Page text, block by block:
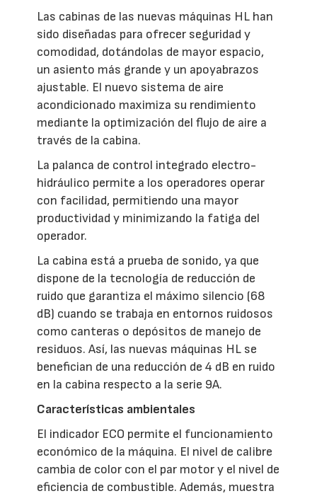
Las cabinas de las nuevas máquinas HL han
sido diseñadas para ofrecer seguridad y
comodidad, dotándolas de mayor espacio,
un asiento más grande y un apoyabrazos
ajustable. El nuevo sistema de aire
acondicionado maximiza su rendimiento
mediante la optimización del flujo de aire a
través de la cabina.
La palanca de control integrado electro-
hidráulico permite a los operadores operar
con facilidad, permitiendo una mayor
productividad y minimizando la fatiga del
operador.
La cabina está a prueba de sonido, ya que
dispone de la tecnología de reducción de
ruido que garantiza el máximo silencio (68
dB) cuando se trabaja en entornos ruidosos
como canteras o depósitos de manejo de
residuos. Así, las nuevas máquinas HL se
benefician de una reducción de 4 dB en ruido
en la cabina respecto a la serie 9A.
Características ambientales
El indicador ECO permite el funcionamiento
económico de la máquina. El nivel de calibre
cambia de color con el par motor y el nivel de
eficiencia de combustible. Además, muestra